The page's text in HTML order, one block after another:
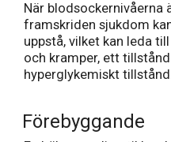
När
framskriden sjukdom
uppstå, vilket kan leda
och kramper, ett
hyperglykemiskt
Förebyggande